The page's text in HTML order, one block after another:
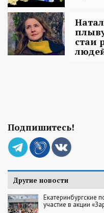
стаи
Подпишитесь!
Другие новости
Екатеринбургские
участие в акции